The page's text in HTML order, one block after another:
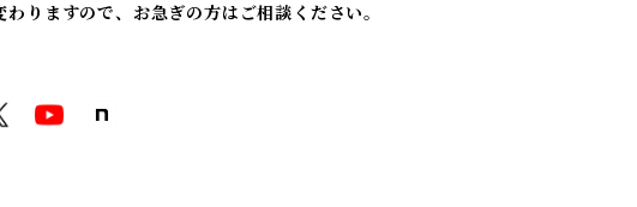
りますので、お急ぎの方はご相談ください。